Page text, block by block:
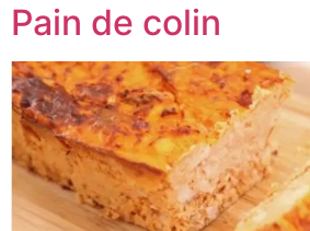
Pain de colin